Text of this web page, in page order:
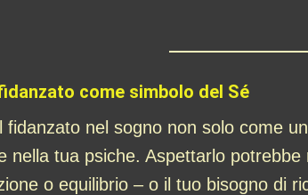
come simbolo del Sé
nel sogno non solo come
nella tua psiche. Aspettarlo
o equilibrio – o il tuo bisogno di